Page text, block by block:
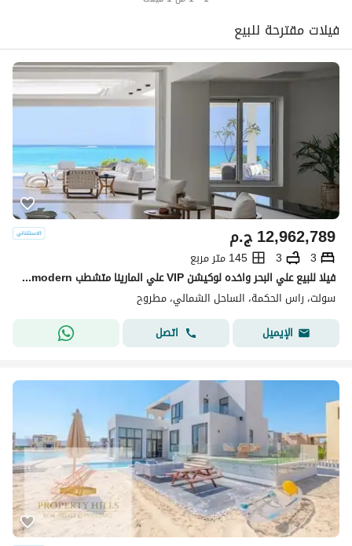
فيلات مقترحة للبيع
ج.م12,962,789
3
3
145 متر مربع
فيلا للبيع علي البحر واخده لوكيشن VIP علي المارينا متشطب Ultra modern بالتقسيط في سولت salt north coast راس الحكمه
سولت، راس الحكمة، الساحل الشمالي، مطروح
الإيميل
اتصل